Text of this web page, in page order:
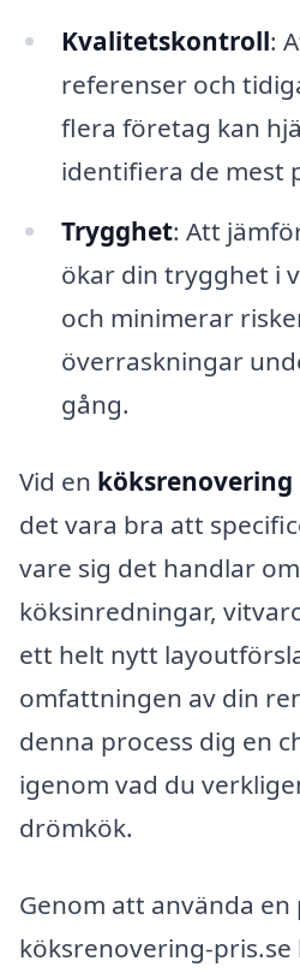
Kvalitetskontroll:
referenser och
flera företag kan
identifiera de mest
Trygghet: Att
ökar din trygghet i
och minimerar
överraskningar
gång.
Vid en köksrenovering
det vara bra att
vare sig det handlar
köksinredningar,
ett helt nytt
omfattningen av din
denna process dig en
igenom vad du
drömkök.
Genom att använda
köksrenovering-pris.se